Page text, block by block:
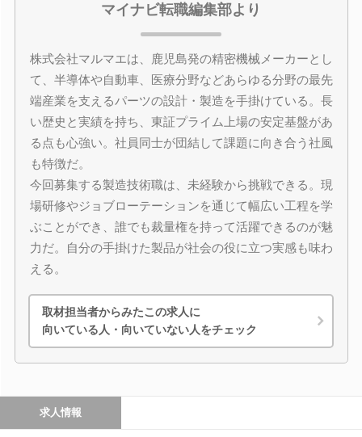
マイナビ転職編集部より
株式会社マルマエは、鹿児島発の精密機械メーカーとし
て、半導体や自動車、医療分野などあらゆる分野の最先
端産業を支えるパーツの設計・製造を手掛けている。長
い歴史と実績を持ち、東証プライム上場の安定基盤があ
る点も心強い。社員同士が団結して課題に向き合う社風
も特徴だ。
今回募集する製造技術職は、未経験から挑戦できる。現
場研修やジョブローテーションを通じて幅広い工程を学
ぶことができ、誰でも裁量権を持って活躍できるのが魅
力だ。自分の手掛けた製品が社会の役に立つ実感も味わ
える。
取材担当者からみたこの求人に
向いている人・向いていない人をチェック
求人情報